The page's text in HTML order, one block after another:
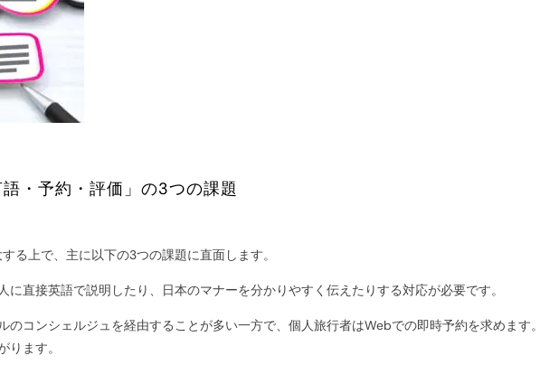
・予約・評価」の3つの課題
る上で、主に以下の3つの課題に直面します。
に直接英語で説明したり、日本のマナーを分かりやすく伝えたりする対応が必要です。
のコンシェルジュを経由することが多い一方で、個人旅行者はWebでの即時予約を求めます
ります。